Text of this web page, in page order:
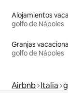
golfo de Nápoles
Granjas
golfo de Nápoles
Airbnb Italia